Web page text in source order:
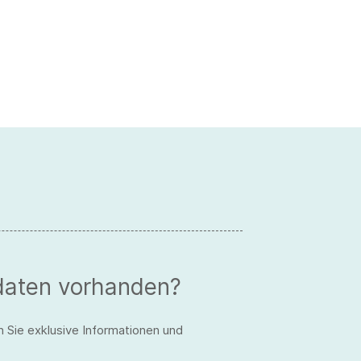
vorhanden?
exklusive Informationen und